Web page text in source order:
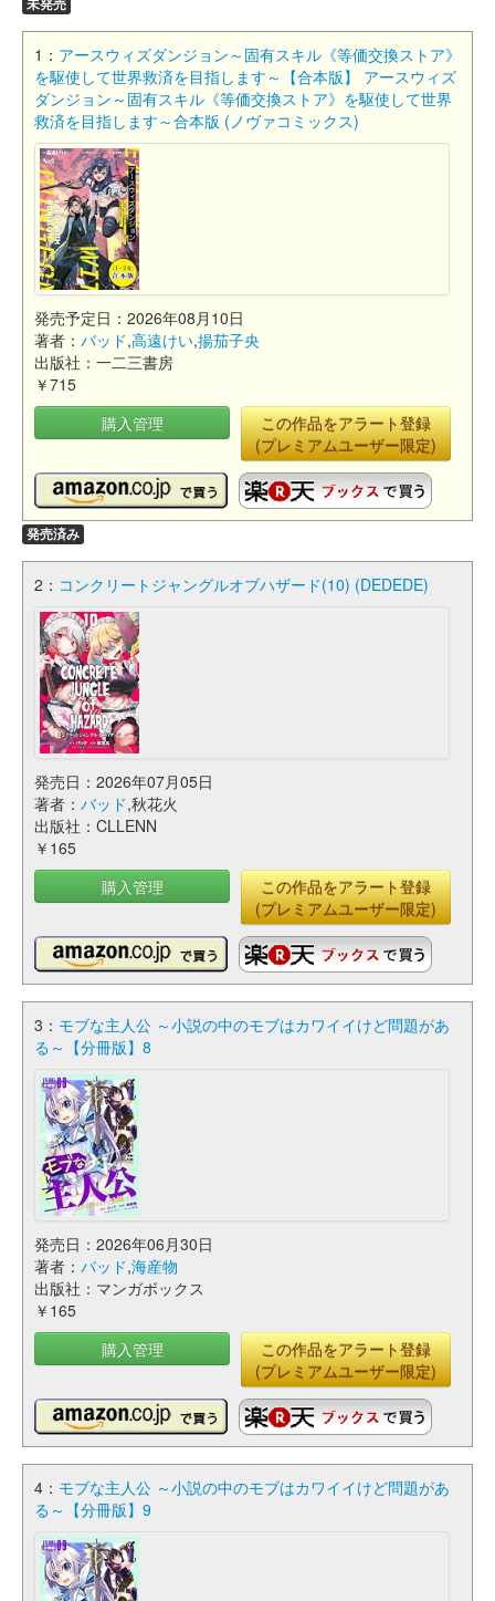
未発売
1： アースウィズダンジョン～固有スキル《等価交換ストア》
を駆使して世界救済を目指します～【合本版】 アースウィズ
ダンジョン～固有スキル《等価交換ストア》を駆使して世界
救済を目指します～合本版 (ノヴァコミックス)
発売予定日：2026年08月10日
著者： バッド,高遠けい,揚茄子央
出版社：一二三書房
￥715
購入管理
この作品をアラート登録
(プレミアムユーザー限定)
発売済み
2： コンクリートジャングルオブハザード(10) (DEDEDE)
発売日：2026年07月05日
著者： バッド,秋花火
出版社：CLLENN
￥165
購入管理
この作品をアラート登録
(プレミアムユーザー限定)
3： モブな主人公 ～小説の中のモブはカワイイけど問題があ
る～【分冊版】8
発売日：2026年06月30日
著者： バッド,海産物
出版社：マンガボックス
￥165
購入管理
この作品をアラート登録
(プレミアムユーザー限定)
4： モブな主人公 ～小説の中のモブはカワイイけど問題があ
る～【分冊版】9